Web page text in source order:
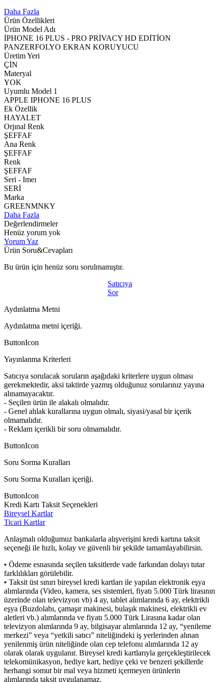
Daha Fazla
Ürün Özellikleri
Ürün Model Adı
İPHONE 16 PLUS - PRO PRİVACY HD EDİTİON
PANZERFOLYO EKRAN KORUYUCU
Üretim Yeri
ÇİN
Materyal
YOK
Uyumlu Model 1
APPLE IPHONE 16 PLUS
Ek Özellik
HAYALET
Orjınal Renk
ŞEFFAF
Ana Renk
ŞEFFAF
Renk
ŞEFFAF
Seri - Imeı
SERİ
Marka
GREENMNKY
Daha Fazla
Değerlendirmeler
Henüz yorum yok
Yorum Yaz
Ürün Soru&Cevapları
Bu ürün için henüz soru sorulmamıştır.
Satıcıya
Sor
Aydınlatma Metni
Aydınlatma metni içeriği.
ButtonIcon
Yayınlanma Kriterleri
Satıcıya sorulacak soruların aşağıdaki kriterlere uygun olması
gerekmektedir, aksi taktirde yazmış olduğunuz sorularınız yayına
alınamayacaktır.
- Seçilen ürün ile alakalı olmalıdır.
- Genel ahlak kurallarına uygun olmalı, siyasi/yasal bir içerik
olmamalıdır.
- Reklam içerikli bir soru olmamalıdır.
ButtonIcon
Soru Sorma Kuralları
Soru Sorma Kuralları içeriği.
ButtonIcon
Kredi Kartı Taksit Seçenekleri
Bireysel Kartlar
Ticari Kartlar
Anlaşmalı olduğumuz bankalarla alışverişini kredi kartına taksit
seçeneği ile hızlı, kolay ve güvenli bir şekilde tamamlayabilirsin.
• Ödeme esnasında seçilen taksitlerde vade farkından dolayı tutar
farklılıkları görülebilir.
• Taksit üst sınırı bireysel kredi kartları ile yapılan elektronik eşya
alımlarında (Video, kamera, ses sistemleri, fiyatı 5.000 Türk lirasının
üzerinde olan televizyon vb) 4 ay, tablet alımlarında 6 ay, elektrikli
eşya (Buzdolabı, çamaşır makinesi, bulaşık makinesi, elektrikli ev
aletleri vb.) alımlarında ve fiyatı 5.000 Türk Lirasına kadar olan
televizyon alımlarında 9 ay, bilgisayar alımlarında 12 ay, “yenileme
merkezi” veya “yetkili satıcı” niteliğindeki iş yerlerinden alınan
yenilenmiş ürün niteliğinde olan cep telefonu alımlarında 12 ay
olarak olarak uygulanır. Bireysel kredi kartlarıyla gerçekleştirilecek
telekomünikasyon, hediye kart, hediye çeki ve benzeri şekillerde
herhangi somut bir mal veya hizmeti içermeyen ürünlerin
alımlarında taksit uygulanamaz.